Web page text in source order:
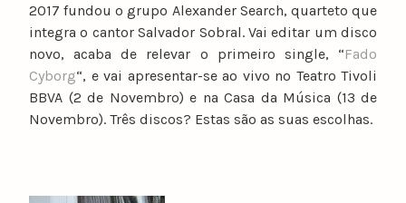
2017 fundou o grupo Alexander Search, quarteto que
integra o cantor Salvador Sobral. Vai editar um disco
novo, acaba de relevar o primeiro single, “Fado
Cyborg“, e vai apresentar-se ao vivo no Teatro Tivoli
BBVA (2 de Novembro) e na Casa da Música (13 de
Novembro). Três discos? Estas são as suas escolhas.